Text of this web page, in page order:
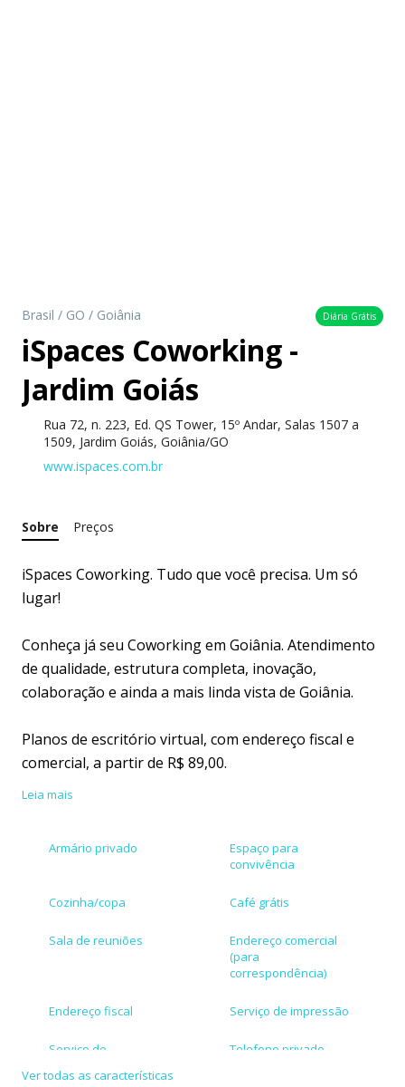
Brasil / GO / Goiânia Diária Grátis
iSpaces Coworking -
Jardim Goiás
Rua 72, n. 223, Ed. QS Tower, 15º Andar, Salas 1507 a
1509, Jardim Goiás, Goiânia/GO
www.ispaces.com.br
Sobre Preços
iSpaces Coworking. Tudo que você precisa. Um só
lugar!
Conheça já seu Coworking em Goiânia. Atendimento
de qualidade, estrutura completa, inovação,
colaboração e ainda a mais linda vista de Goiânia.
Planos de escritório virtual, com endereço fiscal e
comercial, a partir de R$ 89,00.
Leia mais
Armário privado
Espaço para
convivência
Cozinha/copa Café grátis
Sala de reuniões
Endereço comercial
(para
correspondência)
Endereço fiscal Serviço de impressão
Serviço de
Telefone privado
Ver todas as características